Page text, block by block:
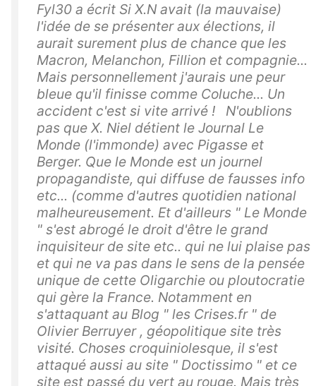
Fyl30 a écrit Si X.N avait (la mauvaise)
l'idée de se présenter aux élections, il
aurait surement plus de chance que les
Macron, Melanchon, Fillion et compagnie...
Mais personnellement j'aurais une peur
bleue qu'il finisse comme Coluche... Un
accident c'est si vite arrivé ! N'oublions
pas que X. Niel détient le Journal Le
Monde (l'immonde) avec Pigasse et
Berger. Que le Monde est un journel
propagandiste, qui diffuse de fausses info
etc... (comme d'autres quotidien national
malheureusement. Et d'ailleurs " Le Monde
" s'est abrogé le droit d'être le grand
inquisiteur de site etc.. qui ne lui plaise pas
et qui ne va pas dans le sens de la pensée
unique de cette Oligarchie ou ploutocratie
qui gère la France. Notamment en
s'attaquant au Blog " les Crises.fr " de
Olivier Berruyer , géopolitique site très
visité. Choses croquiniolesque, il s'est
attaqué aussi au site " Doctissimo " et ce
site est passé du vert au rouge. Mais très